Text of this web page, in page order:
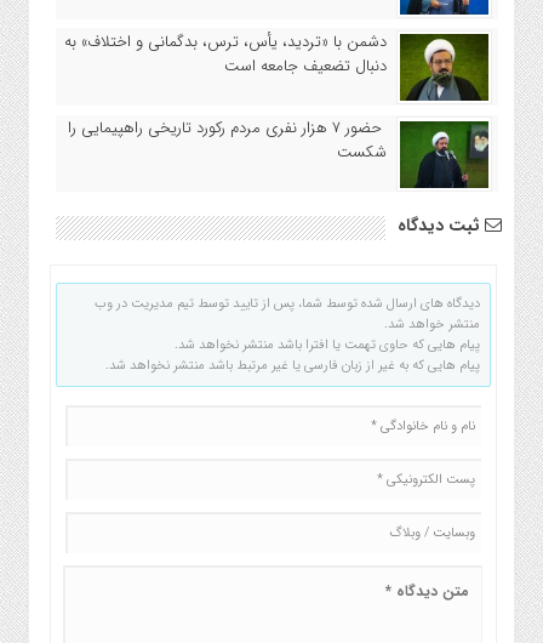
دشمن با «تردید، یأس، ترس، بدگمانی و اختلاف» به
دنبال تضعیف جامعه است
حضور ۷ هزار نفری مردم رکورد تاریخی راهپیمایی را
شکست
ثبت دیدگاه
دیدگاه های ارسال شده توسط شما، پس از تایید توسط تیم مدیریت در وب
منتشر خواهد شد.
پیام هایی که حاوی تهمت یا افترا باشد منتشر نخواهد شد.
پیام هایی که به غیر از زبان فارسی یا غیر مرتبط باشد منتشر نخواهد شد.